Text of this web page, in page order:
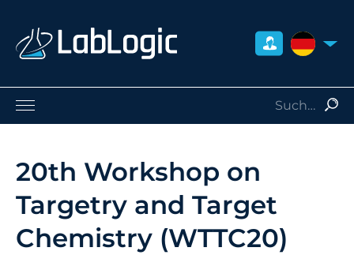
Strahlenschutz
Dienstleistungen
Über uns
Kontakt
20th Workshop on
Targetry and Target
Chemistry (WTTC20)